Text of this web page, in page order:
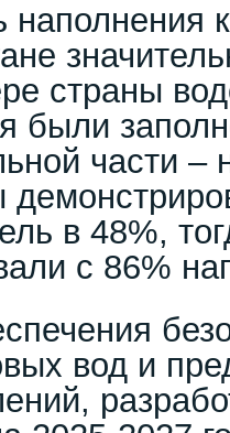
наполнения
страны
были
части
в 48%,
с 86%
вод и